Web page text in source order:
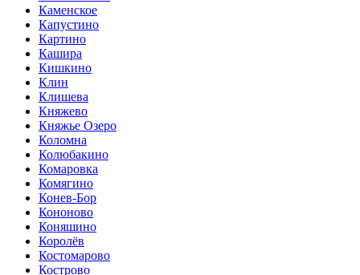
Каменское
Капустино
Картино
Кашира
Кишкино
Клин
Клишева
Княжево
Княжье Озеро
Коломна
Колюбакино
Комаровка
Комягино
Конев-Бор
Кононово
Коняшино
Королёв
Костомарово
Кострово